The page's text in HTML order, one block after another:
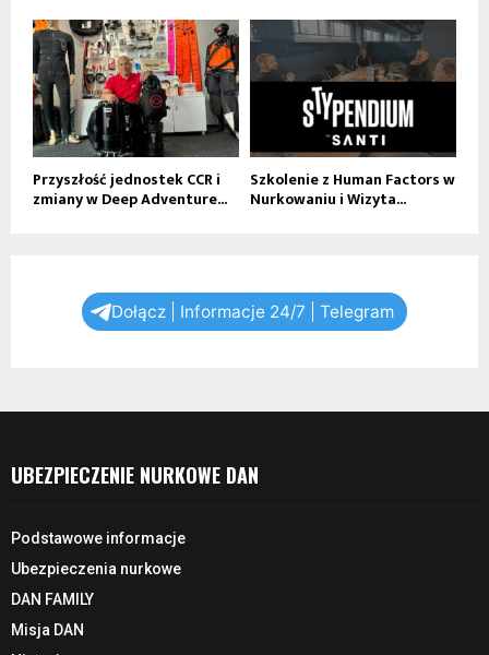
Przyszłość jednostek CCR i
zmiany w Deep Adventure...
Szkolenie z Human Factors w
Nurkowaniu i Wizyta...
Dołącz | Informacje 24/7 | Telegram
UBEZPIECZENIE NURKOWE DAN
Podstawowe informacje
Ubezpieczenia nurkowe
DAN FAMILY
Misja DAN